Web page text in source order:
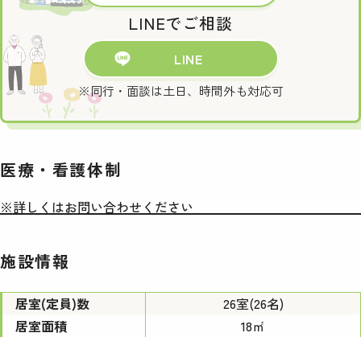
LINEでご相談
LINE
※同行・面談は土日、時間外も対応可
医療・看護体制
※詳しくはお問い合わせください
施設情報
居室(定員)数
26室(26名)
居室面積
18㎡